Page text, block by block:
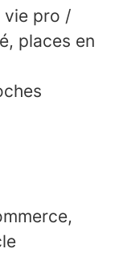
vie pro /
places en